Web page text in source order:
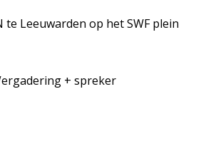
Leeuwarden op het SWF plein
+ spreker